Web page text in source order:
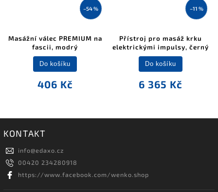
–54 %
Masážní válec PREMIUM na
fascii, modrý
406 Kč
Do košíku
–11 %
Přístroj pro masáž krku
elektrickými impulsy, černý
6 365 Kč
Do košíku
KONTAKT
info@edaxo.cz
00420 234280918
https://www.facebook.com/wenko.shop